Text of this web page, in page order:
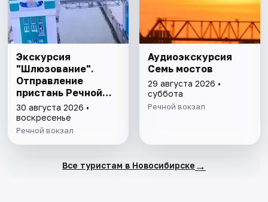
Экскурсия
"Шлюзование".
Отправление
пристань Речной
вокзал- Прибытие
пристань Речной
вокзал с питанием
30 августа 2026 •
воскресенье
Речной вокзал
Аудиоэкскурсия
Семь мостов
29 августа 2026 •
суббота
Речной вокзал
Все туристам в Новосибирске →